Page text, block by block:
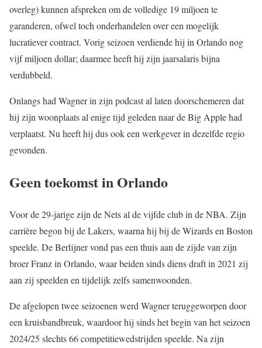
overleg) kunnen afspreken om de volledige 19 miljoen te
garanderen, ofwel toch onderhandelen over een mogelijk
lucratiever contract. Vorig seizoen verdiende hij in Orlando nog
vijf miljoen dollar; daarmee heeft hij zijn jaarsalaris bijna
verdubbeld.
Onlangs had Wagner in zijn podcast al laten doorschemeren dat
hij zijn woonplaats al enige tijd geleden naar de Big Apple had
verplaatst. Nu heeft hij dus ook een werkgever in dezelfde regio
gevonden.
Geen toekomst in Orlando
Voor de 29-jarige zijn de Nets al de vijfde club in de NBA. Zijn
carrière begon bij de Lakers, waarna hij bij de Wizards en Boston
speelde. De Berlijner vond pas een thuis aan de zijde van zijn
broer Franz in Orlando, waar beiden sinds diens draft in 2021 zij
aan zij speelden en tijdelijk zelfs samenwoonden.
De afgelopen twee seizoenen werd Wagner teruggeworpen door
een kruisbandbreuk, waardoor hij sinds het begin van het seizoen
2024/25 slechts 66 competitiewedstrijden speelde. Na zijn